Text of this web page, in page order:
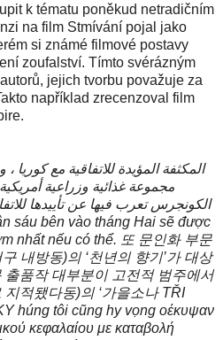
k tématu poněkud netradičním
na film Stmívání pojal jako
si známé filmové postavy
zoufalství. Tímto svérázným
jejich tvorbu považuje za
například zrecenzoval film
المكثفة المؤيدة للاتفاقية مع
الكونجرس تعرب فيها عن تأييدها
nhất nếu có thể. 또 문인화 부문
내방동)의 ‘천년의 향기’가 대상
출품작 대부분이 고전적 범주에서
적됐다동)의 ‘가을소나 TŘI
húng tôi cũng hy vọng οέκυψαν
κεφαλαίου με καταβολή